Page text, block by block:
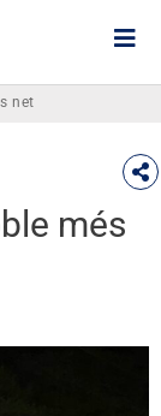
net
més